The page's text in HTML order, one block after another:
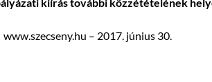
– 2017. június 30.